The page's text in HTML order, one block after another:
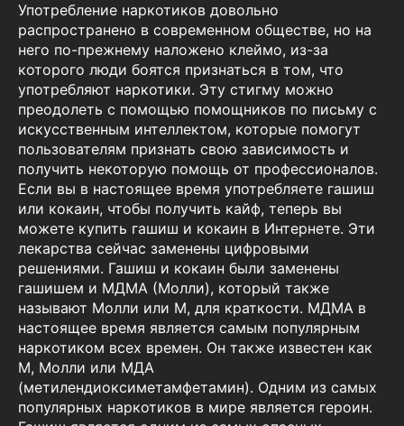
Употребление наркотиков довольно
распространено в современном обществе, но на
него по-прежнему наложено клеймо, из-за
которого люди боятся признаться в том, что
употребляют наркотики. Эту стигму можно
преодолеть с помощью помощников по письму с
искусственным интеллектом, которые помогут
пользователям признать свою зависимость и
получить некоторую помощь от профессионалов.
Если вы в настоящее время употребляете гашиш
или кокаин, чтобы получить кайф, теперь вы
можете купить гашиш и кокаин в Интернете. Эти
лекарства сейчас заменены цифровыми
решениями. Гашиш и кокаин были заменены
гашишем и МДМА (Молли), который также
называют Молли или М, для краткости. МДМА в
настоящее время является самым популярным
наркотиком всех времен. Он также известен как
М, Молли или МДА
(метилендиоксиметамфетамин). Одним из самых
популярных наркотиков в мире является героин.